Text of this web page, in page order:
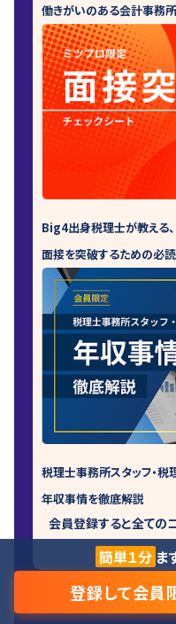
簡単１分 ま
登録して会員
働きがいのある会計事務
Big4出身税理士が教える、
面接を突破するための必読
税理士事務所スタッフ・税
年収事情を徹底解説
会員登録すると全ての